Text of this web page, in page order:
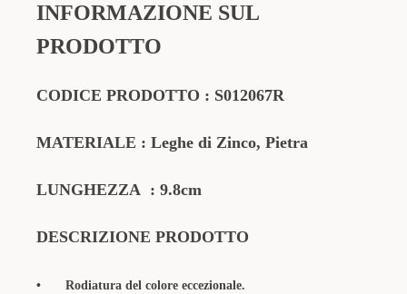
INFORMAZIONE SUL
PRODOTTO
CODICE PRODOTTO : S012067R
MATERIALE : Leghe di Zinco, Pietra
LUNGHEZZA : 9.8cm
DESCRIZIONE PRODOTTO
• Rodiatura del colore eccezionale.